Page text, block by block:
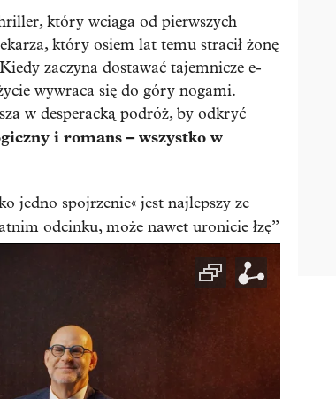
który wciąga od pierwszych
który osiem lat temu stracił żonę
zaczyna dostawać tajemnicze e-
wywraca się do góry nogami.
w desperacką podróż, by odkryć
i romans – wszystko w
jedno spojrzenie« jest najlepszy ze
odcinku, może nawet uronicie łzę”